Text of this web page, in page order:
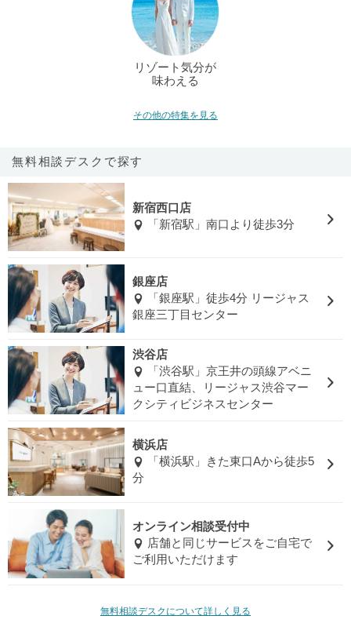
リゾート気分が
味わえる
その他の特集を見る
無料相談デスクで探す
新宿西口店
「新宿駅」南口より徒歩3分
銀座店
「銀座駅」徒歩4分 リージャス
銀座三丁目センター
渋谷店
「渋谷駅」京王井の頭線アベニ
ュー口直結、リージャス渋谷マー
クシティビジネスセンター
横浜店
「横浜駅」きた東口Aから徒歩5
分
オンライン相談受付中
店舗と同じサービスをご自宅で
ご利用いただけます
無料相談デスクについて詳しく見る